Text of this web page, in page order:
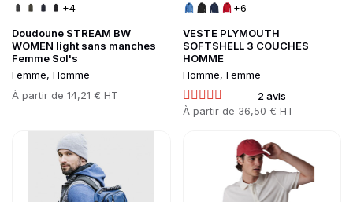
Doudoune STREAM BW
WOMEN light sans manches
Femme Sol's
Femme, Homme
Prix
À partir de 14,21 € HT
+4
VESTE PLYMOUTH
SOFTSHELL 3 COUCHES
HOMME
Homme, Femme
2 avis
Prix
À partir de 36,50 € HT
+6
Go to product page Go to product page